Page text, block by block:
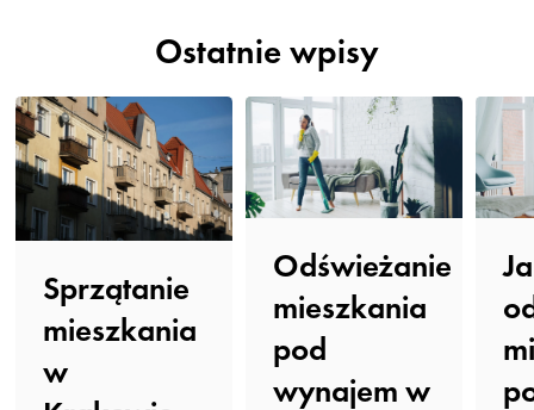
Ostatnie wpisy
Sprzątanie
mieszkania
w
Odświeżanie
mieszkania
pod
wynajem w